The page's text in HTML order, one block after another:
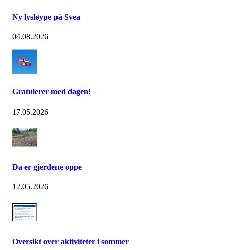
Ny lysløype på Svea
04.08.2026
Gratulerer med dagen!
17.05.2026
Da er gjerdene oppe
12.05.2026
Oversikt over aktiviteter i sommer